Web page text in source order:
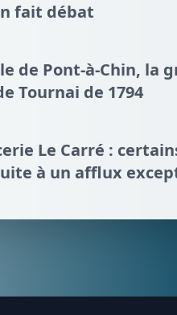
fait débat
de Pont-à-Chin, la
Tournai de 1794
Le Carré :
à un afflux